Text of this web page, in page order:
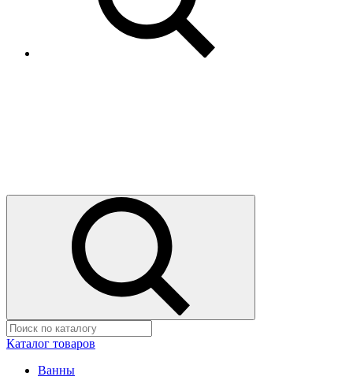
Каталог товаров
Ванны